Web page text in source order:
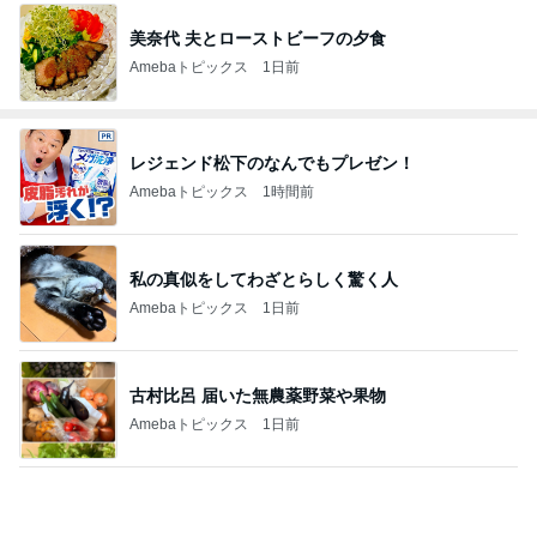
返事がない旦那が見せた満面の笑み
Amebaトピックス 23時間前
義母にこっそり連絡していた旦那
Amebaトピックス